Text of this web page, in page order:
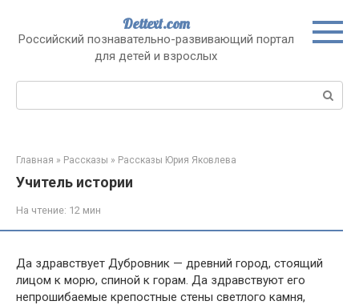
контенту
Dettext.com
Российский познавательно-развивающий портал
для детей и взрослых
Поиск:
Главная » Рассказы » Рассказы Юрия Яковлева
Учитель истории
На чтение: 12 мин
Да здравствует Дубровник — древний город, стоящий
лицом к морю, спиной к горам. Да здравствуют его
непрошибаемые крепостные стены светлого камня,